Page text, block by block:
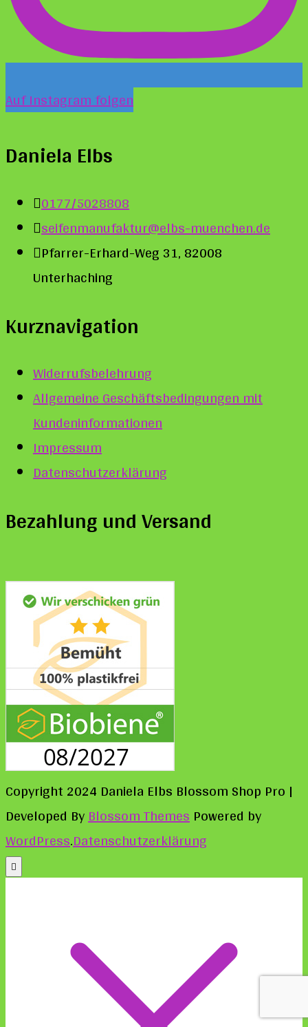
Auf Instagram folgen
Daniela Elbs
0177/5028808
seifenmanufaktur@elbs-muenchen.de
Pfarrer-Erhard-Weg 31, 82008
Unterhaching
Kurznavigation
Widerrufsbelehrung
Allgemeine Geschäftsbedingungen mit
Kundeninformationen
Impressum
Datenschutzerklärung
Bezahlung und Versand
Copyright 2024 Daniela Elbs Blossom Shop Pro |
Developed ByBlossom ThemesPowered by
WordPress.Datenschutzerklärung